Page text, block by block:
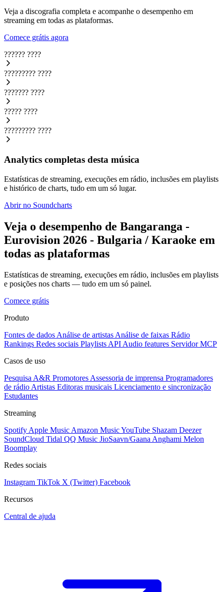
Veja a discografia completa e acompanhe o desempenho em
streaming em todas as plataformas.
Comece grátis agora
?????? ????
????????? ????
??????? ????
????? ????
????????? ????
Analytics completas desta música
Estatísticas de streaming, execuções em rádio, inclusões em playlists
e histórico de charts, tudo em um só lugar.
Abrir no Soundcharts
Veja o desempenho de Bangaranga -
Eurovision 2026 - Bulgaria / Karaoke em
todas as plataformas
Estatísticas de streaming, execuções em rádio, inclusões em playlists
e posições nos charts — tudo em um só painel.
Comece grátis
Produto
Fontes de dados Análise de artistas Análise de faixas Rádio
Rankings Redes sociais Playlists API Audio features Servidor MCP
Casos de uso
Pesquisa A&R Promotores Assessoria de imprensa Programadores
de rádio Artistas Editoras musicais Licenciamento e sincronização
Estudantes
Streaming
Spotify Apple Music Amazon MusicYouTube Shazam Deezer
SoundCloud Tidal QQ Music JioSaavn/Gaana Anghami Melon
Boomplay
Redes sociais
Instagram TikTok X (Twitter) Facebook
Recursos
Central de ajuda